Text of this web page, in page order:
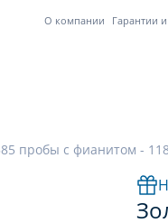
О компании Гарантии
пробы с фианитом -